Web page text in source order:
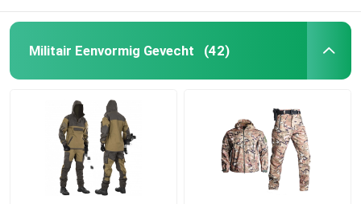
Militair Eenvormig Gevecht (42)